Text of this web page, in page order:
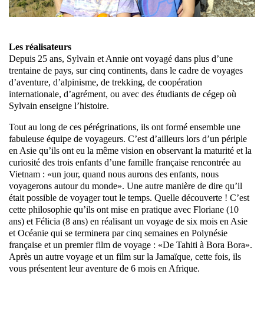
Les réalisateurs
Depuis 25 ans, Sylvain et Annie ont voyagé dans plus d’une
trentaine de pays, sur cinq continents, dans le cadre de voyages
d’aventure, d’alpinisme, de trekking, de coopération
internationale, d’agrément, ou avec des étudiants de cégep où
Sylvain enseigne l’histoire.
Tout au long de ces pérégrinations, ils ont formé ensemble une
fabuleuse équipe de voyageurs. C’est d’ailleurs lors d’un périple
en Asie qu’ils ont eu la même vision en observant la maturité et la
curiosité des trois enfants d’une famille française rencontrée au
Vietnam : «un jour, quand nous aurons des enfants, nous
voyagerons autour du monde». Une autre manière de dire qu’il
était possible de voyager tout le temps. Quelle découverte ! C’est
cette philosophie qu’ils ont mise en pratique avec Floriane (10
ans) et Félicia (8 ans) en réalisant un voyage de six mois en Asie
et Océanie qui se terminera par cinq semaines en Polynésie
française et un premier film de voyage : «De Tahiti à Bora Bora».
Après un autre voyage et un film sur la Jamaïque, cette fois, ils
vous présentent leur aventure de 6 mois en Afrique.